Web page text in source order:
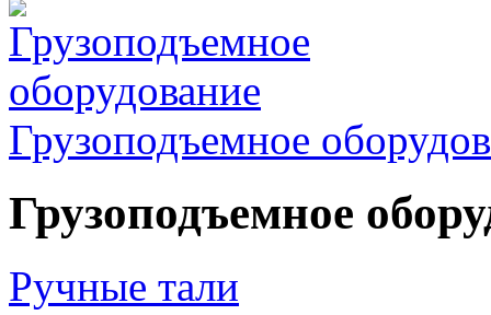
Грузоподъемное
Грузоподъемное
Ручные тали